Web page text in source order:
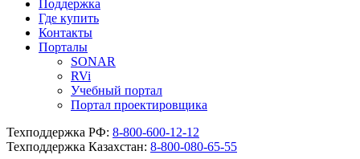
Поддержка
Где купить
Контакты
Порталы
SONAR
RVi
Учебный портал
Портал проектировщика
Техподдержка РФ: 8-800-600-12-12
Техподдержка Казахстан: 8-800-080-65-55